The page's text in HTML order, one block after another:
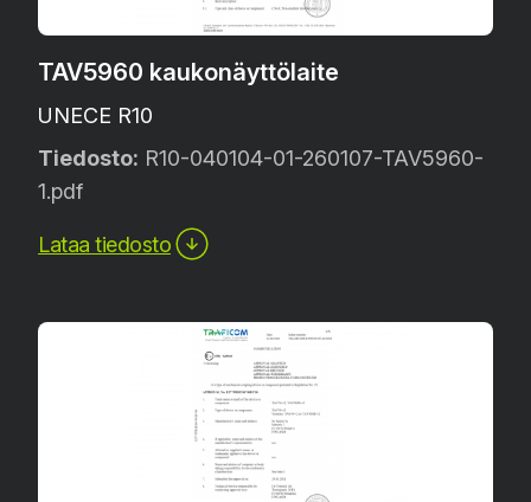
TAV5960 kaukonäyttölaite
UNECE R10
Tiedosto: R10-040104-01-260107-TAV5960-
1.pdf
Lataa tiedosto